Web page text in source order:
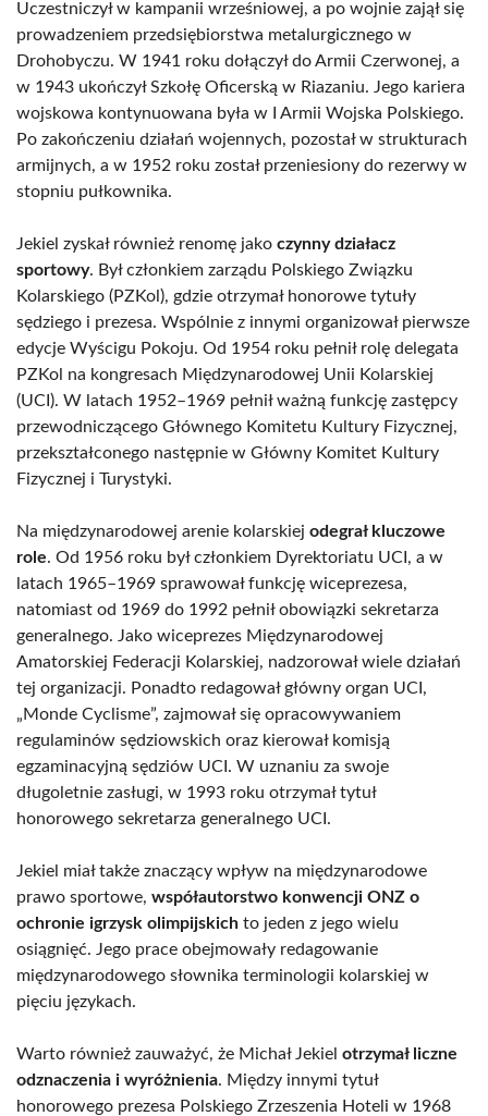
Uczestniczył w kampanii wrześniowej, a po wojnie zajął się
prowadzeniem przedsiębiorstwa metalurgicznego w
Drohobyczu. W 1941 roku dołączył do Armii Czerwonej, a
w 1943 ukończył Szkołę Oficerską w Riazaniu. Jego kariera
wojskowa kontynuowana była w I Armii Wojska Polskiego.
Po zakończeniu działań wojennych, pozostał w strukturach
armijnych, a w 1952 roku został przeniesiony do rezerwy w
stopniu pułkownika.
Jekiel zyskał również renomę jako czynny działacz
sportowy. Był członkiem zarządu Polskiego Związku
Kolarskiego (PZKol), gdzie otrzymał honorowe tytuły
sędziego i prezesa. Wspólnie z innymi organizował pierwsze
edycje Wyścigu Pokoju. Od 1954 roku pełnił rolę delegata
PZKol na kongresach Międzynarodowej Unii Kolarskiej
(UCI). W latach 1952–1969 pełnił ważną funkcję zastępcy
przewodniczącego Głównego Komitetu Kultury Fizycznej,
przekształconego następnie w Główny Komitet Kultury
Fizycznej i Turystyki.
Na międzynarodowej arenie kolarskiej odegrał kluczowe
role. Od 1956 roku był członkiem Dyrektoriatu UCI, a w
latach 1965–1969 sprawował funkcję wiceprezesa,
natomiast od 1969 do 1992 pełnił obowiązki sekretarza
generalnego. Jako wiceprezes Międzynarodowej
Amatorskiej Federacji Kolarskiej, nadzorował wiele działań
tej organizacji. Ponadto redagował główny organ UCI,
„Monde Cyclisme”, zajmował się opracowywaniem
regulaminów sędziowskich oraz kierował komisją
egzaminacyjną sędziów UCI. W uznaniu za swoje
długoletnie zasługi, w 1993 roku otrzymał tytuł
honorowego sekretarza generalnego UCI.
Jekiel miał także znaczący wpływ na międzynarodowe
prawo sportowe, współautorstwo konwencji ONZ o
ochronie igrzysk olimpijskich to jeden z jego wielu
osiągnięć. Jego prace obejmowały redagowanie
międzynarodowego słownika terminologii kolarskiej w
pięciu językach.
Warto również zauważyć, że Michał Jekiel otrzymał liczne
odznaczenia i wyróżnienia. Między innymi tytuł
honorowego prezesa Polskiego Zrzeszenia Hoteli w 1968